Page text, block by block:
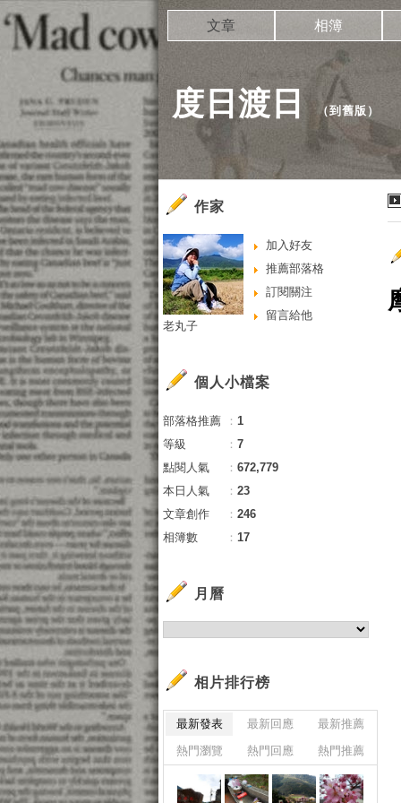
度日渡日 （到舊版 ）
文章 相簿
作家
加入好友
推薦部落格
訂閱關注
留言給他
老丸子
個人小檔案
部落格推薦 ： 1
等級
： 7
點閱人氣
： 672,779
本日人氣
： 23
文章創作
： 246
相簿數
： 17
月曆
相片排行榜
最新發表 最新回應
最新推薦
熱門瀏覽
熱門回應 熱門推薦